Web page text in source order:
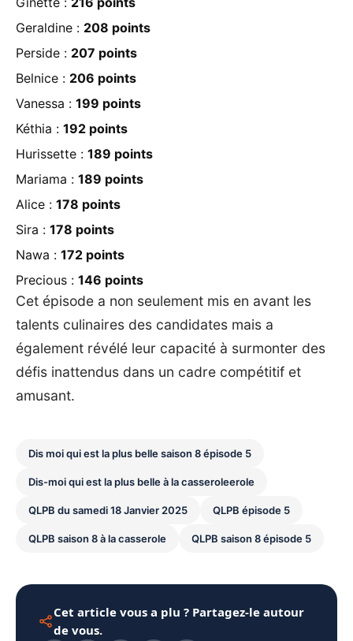
Geraldine : 208 points
Perside : 207 points
Belnice : 206 points
Vanessa : 199 points
Kéthia : 192 points
Hurissette : 189 points
Mariama : 189 points
Alice : 178 points
Sira : 178 points
Nawa : 172 points
Precious : 146 points
Cet épisode a non seulement mis en avant les
talents culinaires des candidates mais a
également révélé leur capacité à surmonter des
défis inattendus dans un cadre compétitif et
amusant.
Dis moi qui est la plus belle saison 8 épisode 5
Dis-moi qui est la plus belle à la casseroleerole
QLPB du samedi 18 Janvier 2025 QLPB épisode 5
QLPB saison 8 à la casserole QLPB saison 8 épisode 5
Cet article vous a plu ? Partagez-le autour
de vous.